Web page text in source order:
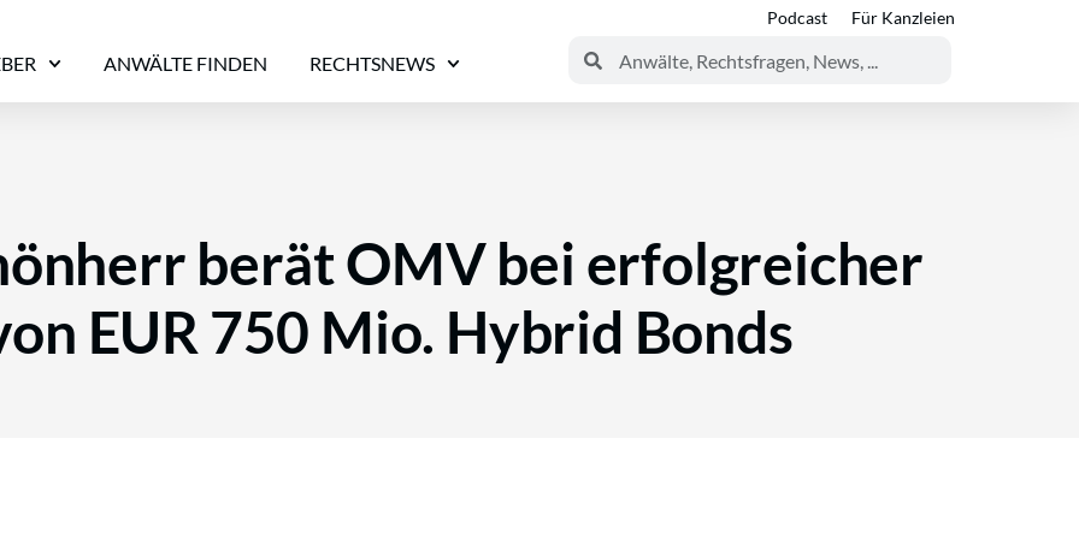
Podcast Für Kanzleien
ANWÄLTE FINDEN RECHTSNEWS
berät OMV bei erfolgreicher
EUR 750 Mio. Hybrid Bonds